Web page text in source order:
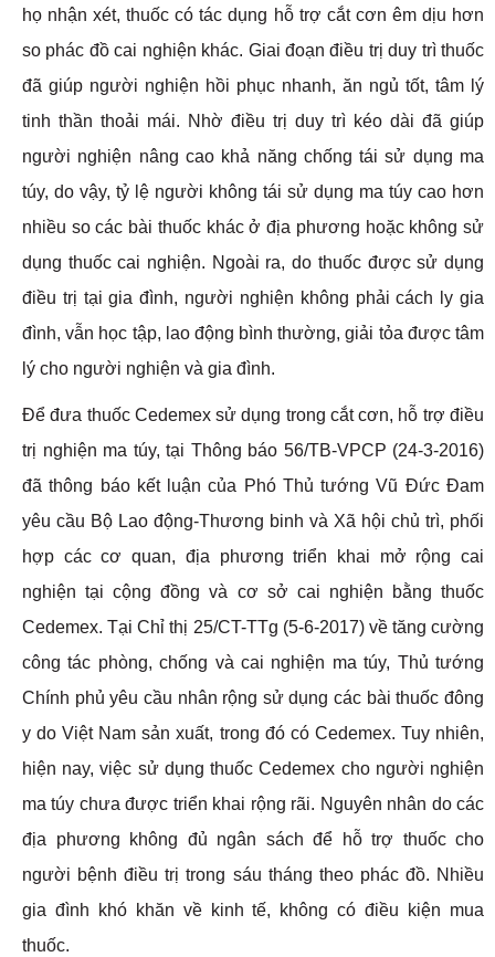
họ nhận xét, thuốc có tác dụng hỗ trợ cắt cơn êm dịu hơn
so phác đồ cai nghiện khác. Giai đoạn điều trị duy trì thuốc
đã giúp người nghiện hồi phục nhanh, ăn ngủ tốt, tâm lý
tinh thần thoải mái. Nhờ điều trị duy trì kéo dài đã giúp
người nghiện nâng cao khả năng chống tái sử dụng ma
túy, do vậy, tỷ lệ người không tái sử dụng ma túy cao hơn
nhiều so các bài thuốc khác ở địa phương hoặc không sử
dụng thuốc cai nghiện. Ngoài ra, do thuốc được sử dụng
điều trị tại gia đình, người nghiện không phải cách ly gia
đình, vẫn học tập, lao động bình thường, giải tỏa được tâm
lý cho người nghiện và gia đình.
Ðể đưa thuốc Cedemex sử dụng trong cắt cơn, hỗ trợ điều
trị nghiện ma túy, tại Thông báo 56/TB-VPCP (24-3-2016)
đã thông báo kết luận của Phó Thủ tướng Vũ Ðức Ðam
yêu cầu Bộ Lao động-Thương binh và Xã hội chủ trì, phối
hợp các cơ quan, địa phương triển khai mở rộng cai
nghiện tại cộng đồng và cơ sở cai nghiện bằng thuốc
Cedemex. Tại Chỉ thị 25/CT-TTg (5-6-2017) về tăng cường
công tác phòng, chống và cai nghiện ma túy, Thủ tướng
Chính phủ yêu cầu nhân rộng sử dụng các bài thuốc đông
y do Việt Nam sản xuất, trong đó có Cedemex. Tuy nhiên,
hiện nay, việc sử dụng thuốc Cedemex cho người nghiện
ma túy chưa được triển khai rộng rãi. Nguyên nhân do các
địa phương không đủ ngân sách để hỗ trợ thuốc cho
người bệnh điều trị trong sáu tháng theo phác đồ. Nhiều
gia đình khó khăn về kinh tế, không có điều kiện mua
thuốc.